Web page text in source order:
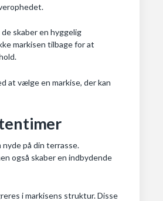
skaber en hyggelig
markisen tilbage for at
at vælge en markise, der kan
på din terrasse.
også skaber en indbydende
i markisens struktur. Disse